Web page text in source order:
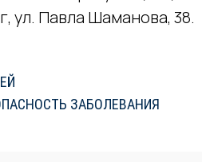
ул. Павла Шаманова, 38.
ЗАБОЛЕВАНИЯ